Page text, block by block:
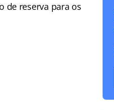
de reserva para os